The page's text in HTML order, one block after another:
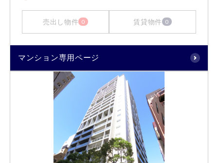
売出し物件 0 賃貸物件 0
マンション専用ページ